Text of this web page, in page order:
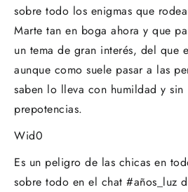
sobre todo los enigmas que
Marte tan en boga ahora y que
un tema de gran interés, del que
aunque como suele pasar a las
saben lo lleva con humildad y sin
prepotencias.
Wid0
Es un peligro de las chicas en
sobre todo en el chat #años_luz